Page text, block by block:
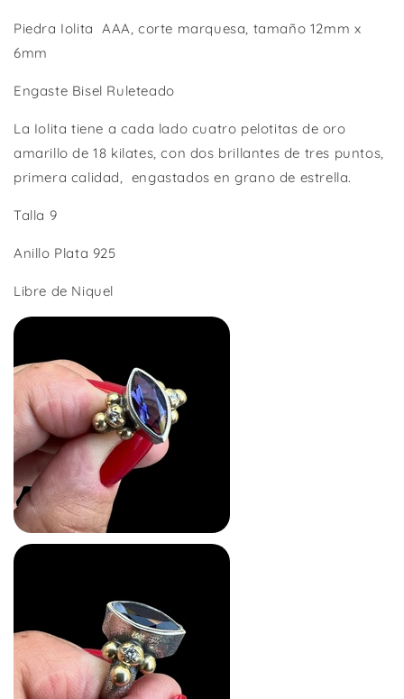
Piedra Iolita AAA, corte marquesa, tamaño 12mm x
6mm
Engaste Bisel Ruleteado
La Iolita tiene a cada lado cuatro pelotitas de oro
amarillo de 18 kilates, con dos brillantes de tres puntos,
primera calidad, engastados en grano de estrella.
Talla 9
Anillo Plata 925
Libre de Niquel